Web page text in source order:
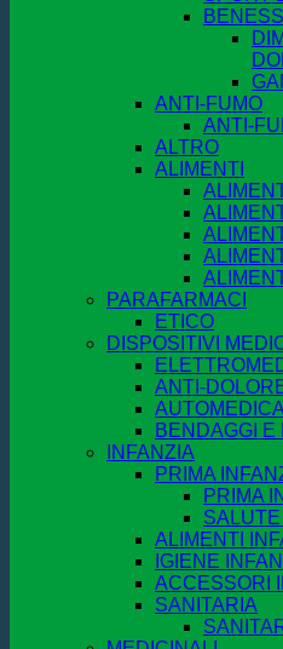
ANTI-FUMO
ANTI-
ALTRO
ALIMENTI
PARAFARMACI
ETICO
DISPOSITIVI
ANTI-
BENDAGGI E
INFANZIA
PRIMA
PRIMA
ALIMENTI
IGIENE
ACCESSORI
SANITARIA